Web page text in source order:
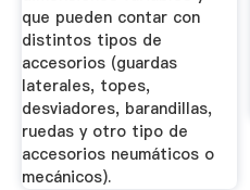
que pueden contar con
distintos tipos de
accesorios (guardas
laterales, topes,
desviadores, barandillas,
ruedas y otro tipo de
accesorios neumáticos o
mecánicos).